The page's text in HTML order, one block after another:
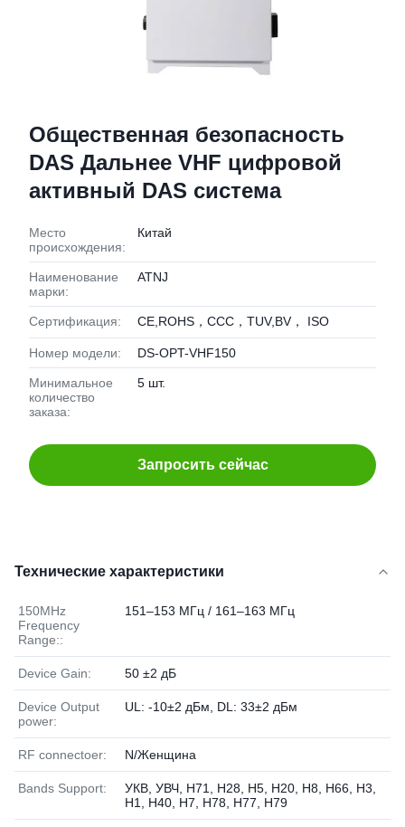
Общественная безопасность
DAS Дальнее VHF цифровой
активный DAS система
Место
происхождения:
Китай
Наименование
марки:
ATNJ
Сертификация: CE,ROHS，CCC，TUV,BV， ISO
Номер модели: DS-OPT-VHF150
Минимальное
количество
заказа:
5 шт.
Запросить сейчас
Технические характеристики
150MHz
Frequency
Range::
151–153 МГц / 161–163 МГц
Device Gain: 50 ±2 дБ
Device Output
power:
UL: -10±2 дБм, DL: 33±2 дБм
RF connectoer: N/Женщина
Bands Support:
УКВ, УВЧ, Н71, Н28, Н5, Н20, Н8, Н66, Н3,
Н1, Н40, Н7, Н78, Н77, Н79